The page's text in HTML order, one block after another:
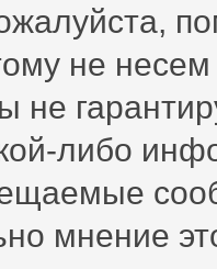
не
либо
мнение